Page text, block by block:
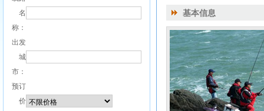
名
称：
出发
城
市：
预订
价
基本信息